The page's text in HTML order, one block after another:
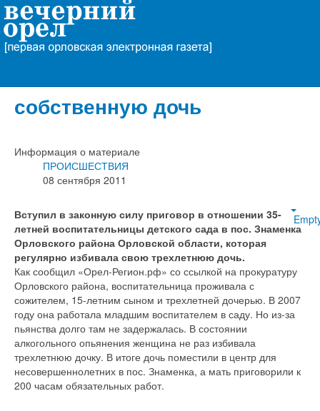
В Орловской области
собственную дочь
Информация о материале
ПРОИСШЕСТВИЯ
08 сентября 2011
Вступил в законную силу приговор в отношении 35-
летней воспитательницы детского сада в пос. Знаменка
Орловского района Орловской области, которая
регулярно избивала свою трехлетнюю дочь.
Как сообщил «Орел-Регион.рф» со ссылкой на прокуратуру
Орловского района, воспитательница проживала с
сожителем, 15-летним сыном и трехлетней дочерью. В 2007
году она работала младшим воспитателем в саду. Но из-за
пьянства долго там не задержалась. В состоянии
алкогольного опьянения женщина не раз избивала
трехлетнюю дочку. В итоге дочь поместили в центр для
несовершеннолетних в пос. Знаменка, а мать приговорили к
200 часам обязательных работ.